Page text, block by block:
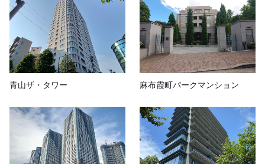
青山ザ・タワー 麻布霞町パークマンション